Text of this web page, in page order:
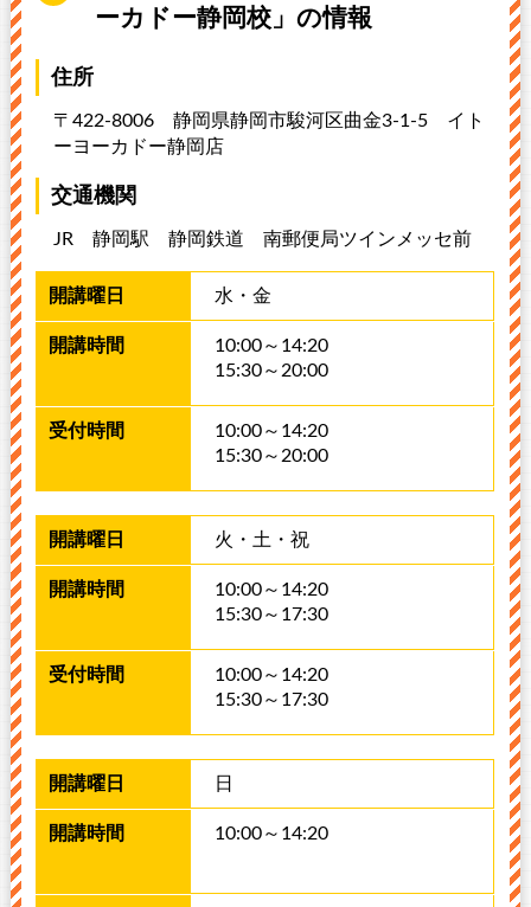
ーカドー静岡校」の情報
住所
〒422-8006 静岡県静岡市駿河区曲金3-1-5 イト
ーヨーカドー静岡店
交通機関
JR 静岡駅 静岡鉄道 南郵便局ツインメッセ前
水・金
10:00～14:20
15:30～20:00
10:00～14:20
15:30～20:00
火・土・祝
10:00～14:20
15:30～17:30
10:00～14:20
15:30～17:30
日
10:00～14:20